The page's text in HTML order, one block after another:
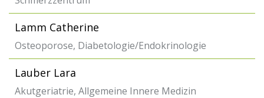
Lamm Catherine
Osteoporose, Diabetologie/Endokrinologie
Lauber Lara
Akutgeriatrie, Allgemeine Innere Medizin